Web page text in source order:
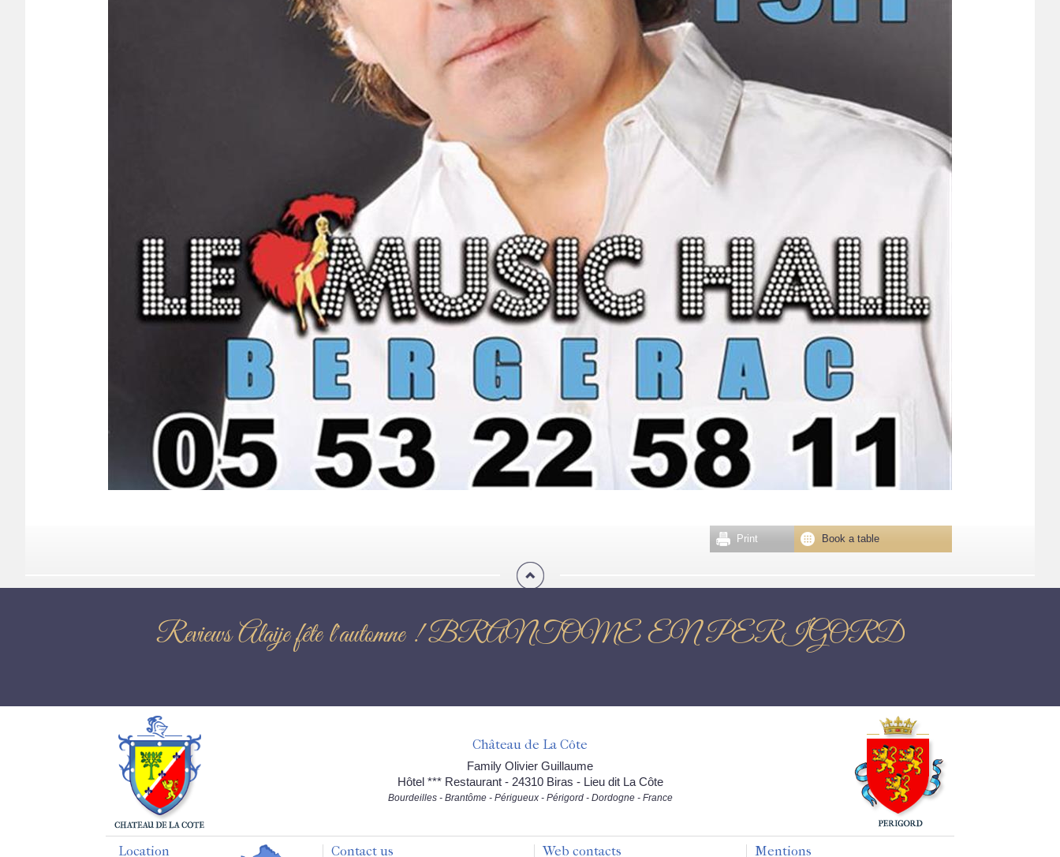
Book a table
Print
Reviews Alaije fête l'automne ! BRANTOME EN PERIGORD
Château de La Côte
Family Olivier Guillaume
Hôtel *** Restaurant - 24310 Biras - Lieu dit La Côte
Bourdeilles - Brantôme - Périgueux - Périgord - Dordogne - France
Location Contact us Web contacts Mentions